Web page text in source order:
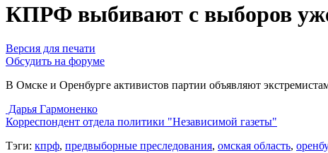
КПРФ выбивают с выборов
Версия для печати
Обсудить на форуме
В Омске и Оренбурге активистов партии объявляют
Дарья Гармоненко
Корреспондент отдела политики "Независимой газеты"
Тэги: кпрф, предвыборные преследования, омская область,